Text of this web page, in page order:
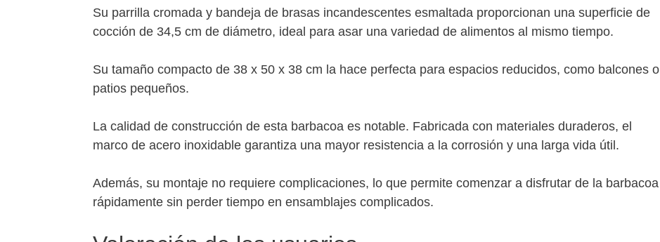
Su parrilla cromada y bandeja de brasas incandescentes esmaltada proporcionan una superficie de
cocción de 34,5 cm de diámetro, ideal para asar una variedad de alimentos al mismo tiempo.
Su tamaño compacto de 38 x 50 x 38 cm la hace perfecta para espacios reducidos, como balcones o
patios pequeños.
La calidad de construcción de esta barbacoa es notable. Fabricada con materiales duraderos, el
marco de acero inoxidable garantiza una mayor resistencia a la corrosión y una larga vida útil.
Además, su montaje no requiere complicaciones, lo que permite comenzar a disfrutar de la barbacoa
rápidamente sin perder tiempo en ensamblajes complicados.